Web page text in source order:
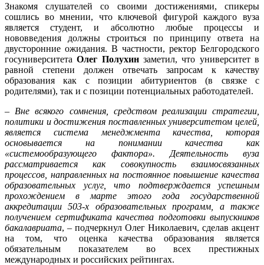
Знакомя слушателей со своими достижениями, спикеры
сошлись во мнении, что ключевой фигурой каждого вуза
является студент, и абсолютно любые процессы и
нововведения должны строиться по принципу ответа на
двусторонние ожидания. В частности, ректор Белгородского
госуниверситетаОлег Полухинзаметил, что университет в
равной степени должен отвечать запросам к качеству
образования как с позиции абитуриентов (в связке с
родителями), так и с позиции потенциальных работодателей.
– Вне всякого сомнения, средством реализации стратегии,
политики и достижения поставленных университетом целей,
является система менеджмента качества, которая
основывается на понимании качества как
«системообразующего фактора». Деятельность вуза
рассматривается как совокупность взаимосвязанных
процессов, направленных на постоянное повышение качества
образовательных услуг, что подтверждается успешным
прохождением в марте этого года государственной
аккредитации 503-х образовательных программ, а также
получением сертификата качества подготовки выпускников
бакалавриата, – подчеркнул Олег Николаевич, сделав акцент
на том, что оценка качества образования является
обязательным показателем во всех престижных
международных и российских рейтингах.